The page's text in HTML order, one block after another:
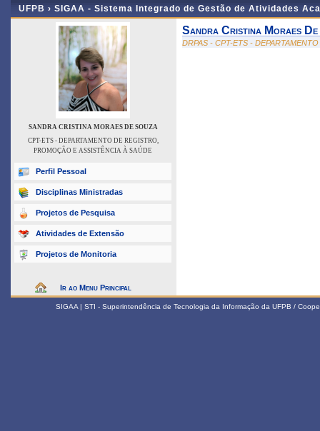
UFPB › SIGAA - Sistema Integrado de Gestão de Atividades
SANDRA CRISTINA MORAES DE SOUZA
CPT-ETS - DEPARTAMENTO DE REGISTRO,
PROMOÇÃO E ASSISTÊNCIA À SAÚDE
Perfil Pessoal
Disciplinas Ministradas
Projetos de Pesquisa
Atividades de Extensão
Projetos de Monitoria
Ir ao Menu Principal
Sandra Cristina Moraes De
DRPAS - CPT-ETS -
SIGAA | STI - Superintendência de Tecnologia da Informação da UFPB /